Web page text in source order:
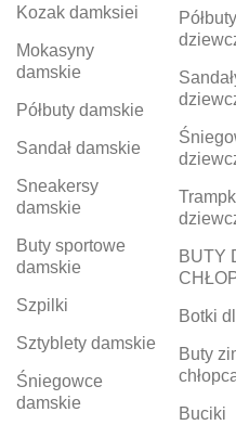
Kozak damksiei
Mokasyny
damskie
Półbuty damskie
Sandał damskie
Sneakersy
damskie
Buty sportowe
damskie
Szpilki
Sztyblety damskie
Śniegowce
damskie
BUTY
Botki
Buty
Buciki